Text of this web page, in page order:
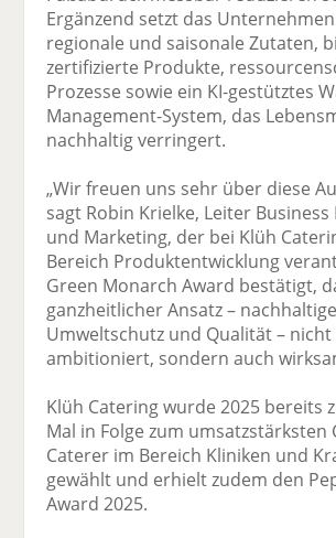
Ergänzend setzt das
regionale und saisonale Zutaten,
zertifizierte Produkte,
Prozesse sowie ein KI-gestütztes
Management-System, das
nachhaltig verringert.
„Wir freuen uns sehr über diese
sagt Robin Krielke, Leiter
und Marketing, der bei Klüh
Bereich Produktentwicklung
Green Monarch Award bestätigt,
ganzheitlicher Ansatz –
Umweltschutz und Qualität –
ambitioniert, sondern auch
Klüh Catering wurde 2025 bereits
Mal in Folge zum umsatzstärksten
Caterer im Bereich Kliniken und
gewählt und erhielt zudem den
Award 2025.